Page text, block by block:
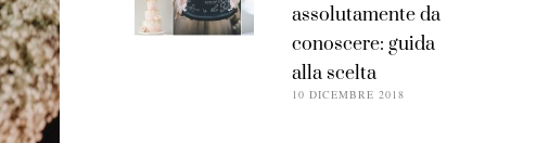
assolutamente da
conoscere: guida
alla scelta
10 DICEMBRE 2018